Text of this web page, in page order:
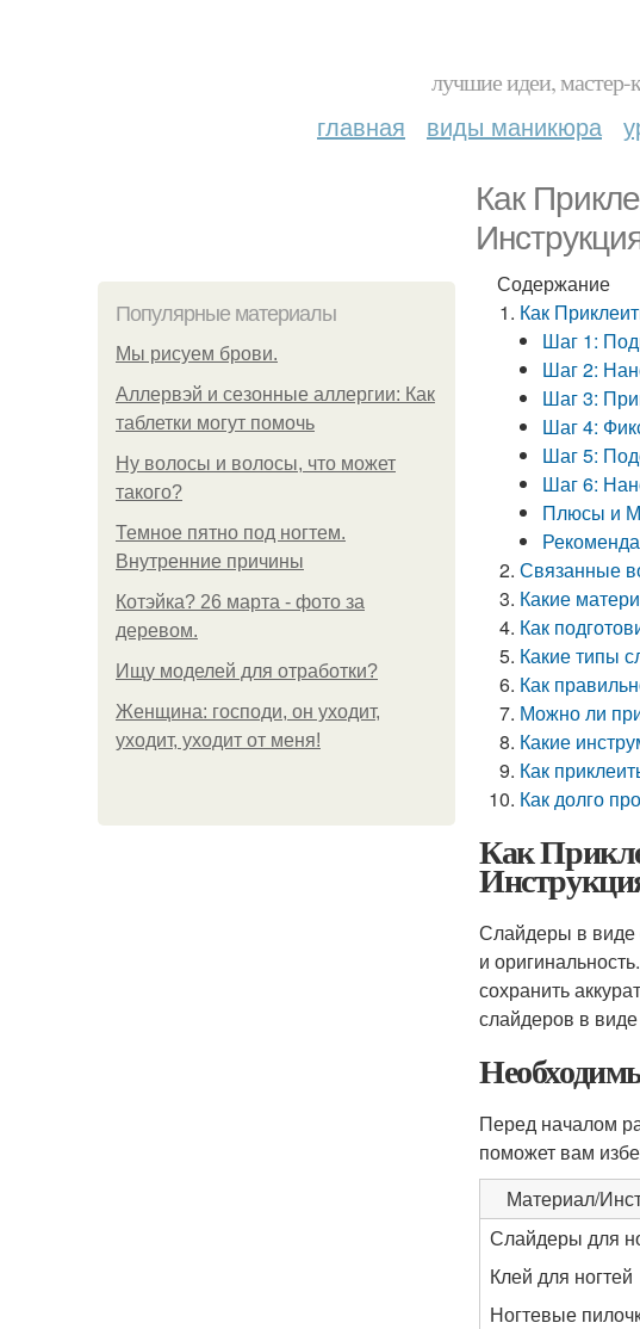
лучшие идеи, мастер-
главная виды маникюра
Как
Популярные материалы
Мы рисуем брови.
Аллервэй и сезонные аллергии: Как
таблетки могут помочь
Ну волосы и волосы, что может
такого?
Темное пятно под ногтем.
Внутренние причины
Котэйка? 26 марта - фото за
деревом.
Ищу моделей для отработки?
Женщина: господи, он уходит,
уходит, уходит от меня!
Содержание
Как
Шаг 1:
Шаг 2:
Шаг 3:
Шаг 4:
Шаг 5:
Шаг 6:
Плюсы и
Связанные
Какие
Как
Какие типы
Как
Можно ли
Какие
Как
Как долго
Как
Слайдеры в виде
и
сохранить
слайдеров в
Перед началом
поможет вам
Материал/
Слайдеры для
Клей для ногтей
Ногтевые